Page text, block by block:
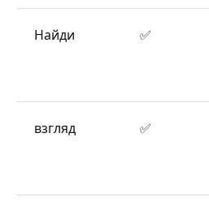
Найди ✅
взгляд ✅